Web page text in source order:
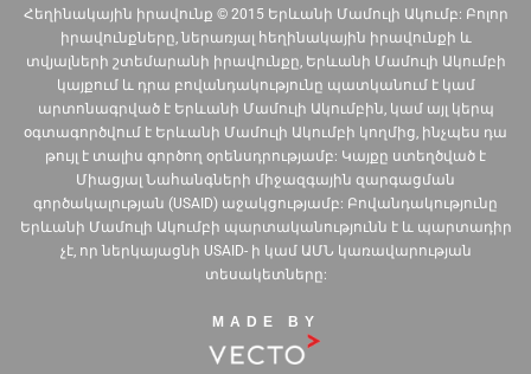
Հեղինակային իրավունք © 2015 Երևանի Մամուլի Ակումբ: Բոլոր
իրավունքները, ներառյալ հեղինակային իրավունքի և
տվյալների շտեմարանի իրավունքը, Երևանի Մամուլի Ակումբի
կայքում և դրա բովանդակությունը պատկանում է կամ
արտոնագրված է Երևանի Մամուլի Ակումբին, կամ այլ կերպ
օգտագործվում է Երևանի Մամուլի Ակումբի կողմից, ինչպես դա
թույլ է տալիս գործող օրենսդրությամբ: Կայքը ստեղծված է
Միացյալ Նահանգների միջազգային զարգացման
գործակալության (USAID) աջակցությամբ: Բովանդակությունը
Երևանի Մամուլի Ակումբի պարտականությունն է և պարտադիր
չէ, որ ներկայացնի USAID- ի կամ ԱՄՆ կառավարության
տեսակետները:
MADE BY